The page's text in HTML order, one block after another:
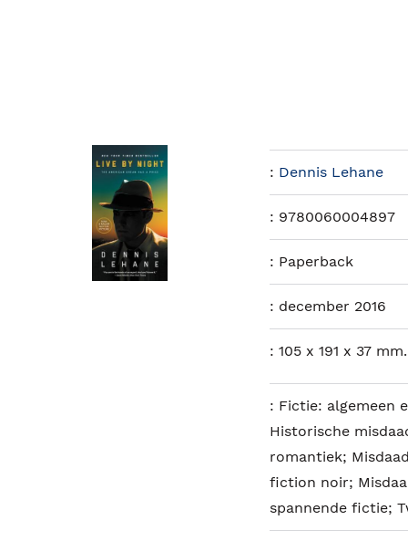
: Dennis Lehane
: 9780060004897
: Paperback
: december 2016
: 105 x 191 x 37 mm.
: Fictie: algemeen
Historische
romantiek;
fiction noir;
spannende fictie;